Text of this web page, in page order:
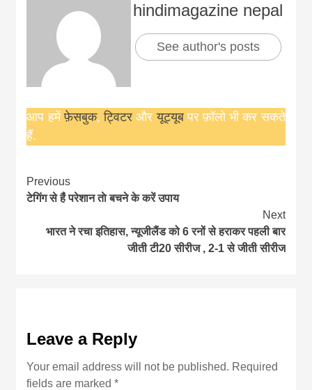
hindimagazine nepal
See author's posts
आप हमेंफ़ेसबुक,ट्विटरऔरयूट्यूबपर फ़ॉलो भी कर सकते
हैं.
Continue
Reading
Previous
टेगिंग से है‌ं परेशान ताे बचने के करें उपाय
Next
भारत ने रचा इतिहास, न्यूजीलैंड को 6 रनों से हराकर पहली बार
जीती टी20 सीरीज , 2-1 से जीती सीरीज
Leave a Reply
Your email address will not be published. Required
fields are marked*